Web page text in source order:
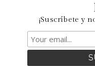
¡Suscríbete y